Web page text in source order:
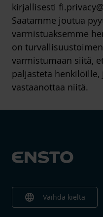
kirjallisesti
Saatamme joutua
varmistuaksemme
on
varmistumaan siitä,
paljasteta
vastaanottaa niitä.
language Vaihda kieltä